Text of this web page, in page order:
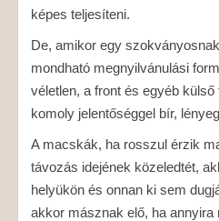
képes teljesíteni.
De, amikor egy
mondható megnyilvánulási
véletlen, a front és egyéb
komoly jelentőséggel bír,
A macskák, ha rosszul érzik
távozás idejének közeledtét,
helyükön és onnan ki sem
akkor másznak elő, ha